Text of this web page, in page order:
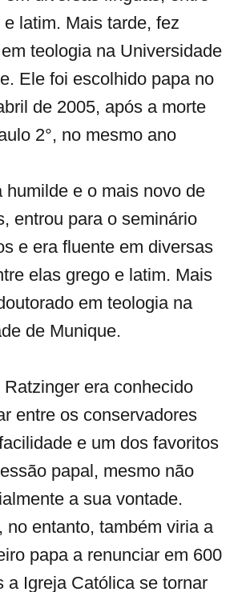
latim. Mais tarde, fez
teologia na Universidade
Ele foi escolhido papa no
de 2005, após a morte
2°, no mesmo ano
humilde e o mais novo de
entrou para o seminário
e era fluente em diversas
elas grego e latim. Mais
em teologia na
de Munique.
Ratzinger era conhecido
entre os conservadores
e um dos favoritos
papal, mesmo não
a sua vontade.
no entanto, também viria a
papa a renunciar em 600
a Igreja Católica se tornar